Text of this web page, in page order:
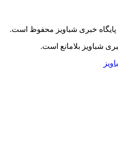
خبری شباویز محفوظ است.
شباویز بلامانع است.